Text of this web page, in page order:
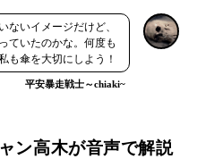
ないイメージだけど、
ていたのかな。何度も
も傘を大切にしよう！
平安暴走戦士～chiaki~
ン高木が音声で解説